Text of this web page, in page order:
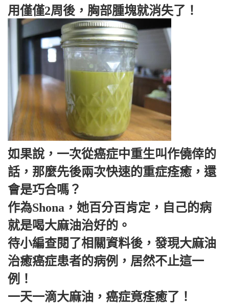
用僅僅2周後，胸部腫塊就消失了！
如果說，一次從癌症中重生叫作僥倖的
話，那麼先後兩次快速的重症痊癒，還
會是巧合嗎？
作為Shona，她百分百肯定，自己的病
就是喝大麻油治好的。
待小編查閱了相關資料後，發現大麻油
治癒癌症患者的病例，居然不止這一
例！
一天一滴大麻油，癌症竟痊癒了！